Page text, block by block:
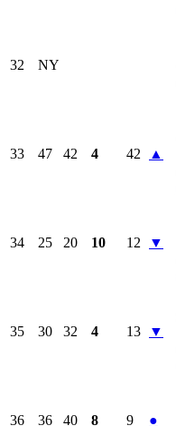
32 NY
33 47 42 4 42 ▲
34 25 20 10 12 ▼
35 30 32 4 13 ▼
36 36 40 8 9 ●